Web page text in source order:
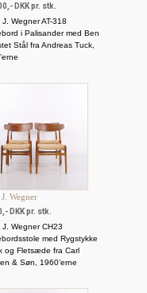
DKK pr. stk.
J. Wegner AT-318
i Palisander med Ben
Stål fra Andreas Tuck,
Wegner
DKK pr. stk.
J. Wegner CH23
med Rygstykke
og Fletsæde fra Carl
& Søn, 1960’erne